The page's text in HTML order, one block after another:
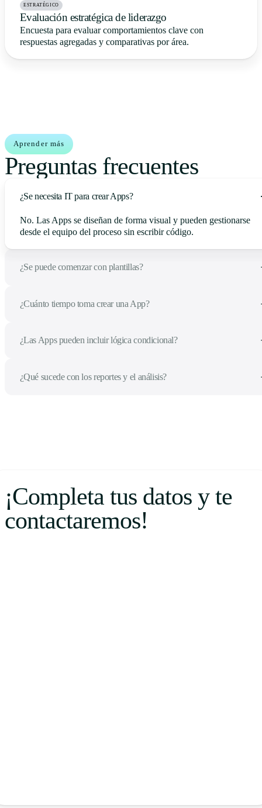
ESTRATÉGICO
Evaluación estratégica de liderazgo
Encuesta para evaluar comportamientos clave con
respuestas agregadas y comparativas por área.
Aprender más
Preguntas frecuentes
¿Se necesita IT para crear Apps?
No. Las Apps se diseñan de forma visual y pueden gestionarse
desde el equipo del proceso sin escribir código.
¿Se puede comenzar con plantillas?
¿Cuánto tiempo toma crear una App?
¿Las Apps pueden incluir lógica condicional?
¿Qué sucede con los reportes y el análisis?
¡Completa tus datos y te
contactaremos!